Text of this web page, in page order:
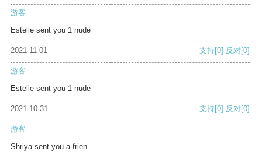
游客
Estelle sent you 1 nude
2021-11-01 支持[0] 反对[0]
游客
Estelle sent you 1 nude
2021-10-31 支持[0] 反对[0]
游客
Shriya sent you a frien